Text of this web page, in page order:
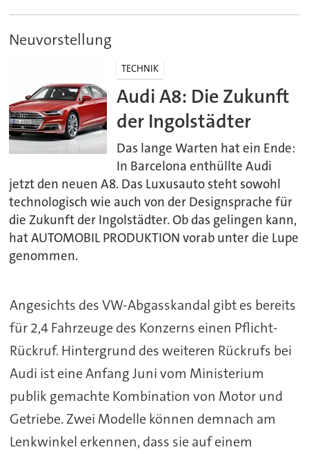
Neuvorstellung
TECHNIK
Audi A8: Die Zukunft
der Ingolstädter
Das lange Warten hat ein Ende:
In Barcelona enthüllte Audi
jetzt den neuen A8. Das Luxusauto steht sowohl
technologisch wie auch von der Designsprache für
die Zukunft der Ingolstädter. Ob das gelingen kann,
hat AUTOMOBIL PRODUKTION vorab unter die Lupe
genommen.
Angesichts des VW-Abgasskandal gibt es bereits
für 2,4 Fahrzeuge des Konzerns einen Pflicht-
Rückruf. Hintergrund des weiteren Rückrufs bei
Audi ist eine Anfang Juni vom Ministerium
publik gemachte Kombination von Motor und
Getriebe. Zwei Modelle können demnach am
Lenkwinkel erkennen, dass sie auf einem